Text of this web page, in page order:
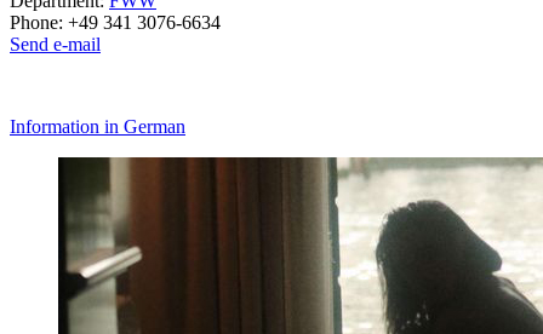
Phone: +49 341 3076-6634
Send e-mail
Information in German